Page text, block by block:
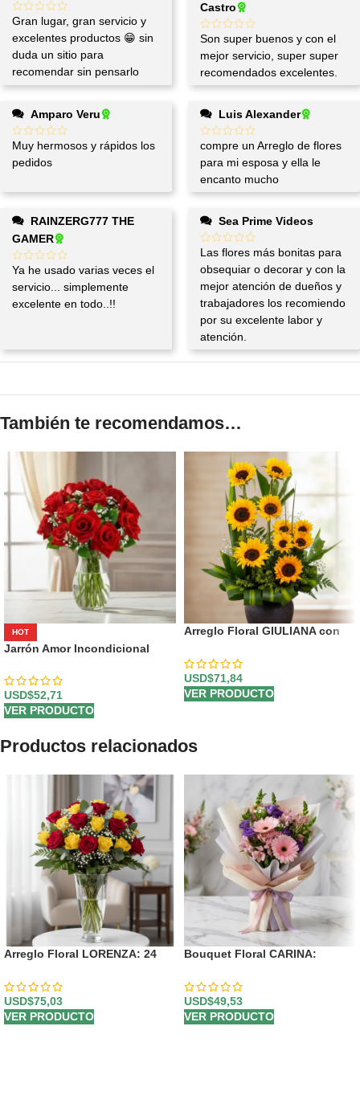
Gran lugar, gran servicio y
excelentes productos 😁 sin
duda un sitio para
recomendar sin pensarlo
Castro
Son super buenos y con el
mejor servicio, super super
recomendados excelentes.
Amparo Veru
Muy hermosos y rápidos los
pedidos
Luis Alexander
compre un Arreglo de flores
para mi esposa y ella le
encanto mucho
GAMER
Ya he usado varias veces el
servicio... simplemente
excelente en todo..!!
Sea Prime Videos
Las flores más bonitas para
obsequiar o decorar y con la
mejor atención de dueños y
trabajadores los recomiendo
por su excelente labor y
atención.
También te recomendamos…
HOT
Jarrón Amor Incondicional
USD$52,71
VER PRODUCTO
Arreglo Floral GIULIANA con
USD$71,84
VER PRODUCTO
Productos relacionados
Arreglo Floral LORENZA: 24
de Vida ⚜️
USD$75,03
VER PRODUCTO
Bouquet Floral CARINA:
Astromelias Rosadas 💖
USD$49,53
VER PRODUCTO